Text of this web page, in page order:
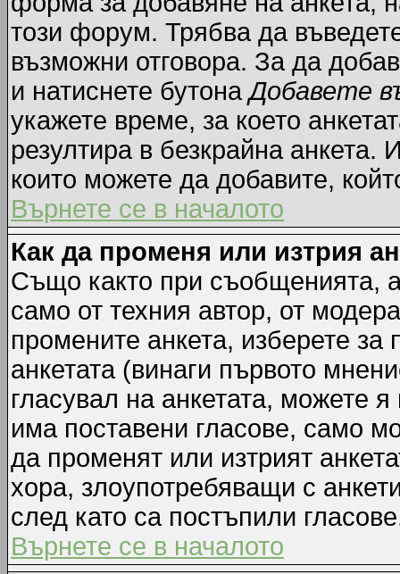
този форум. Трябва да
възможни отговора. За да
и натиснете бутонаДобавете
укажете време, за което
резултира в безкрайна
които можете да добавите,
Върнете се в началото
Как да променя или изтрия
Също както при съобщенията,
само от техния автор, от
промените анкета, изберете
анкетата (винаги първото
гласувал на анкетата, можете
има поставени гласове, само
да променят или изтрият
хора, злоупотребяващи с
след като са постъпили
Върнете се в началото